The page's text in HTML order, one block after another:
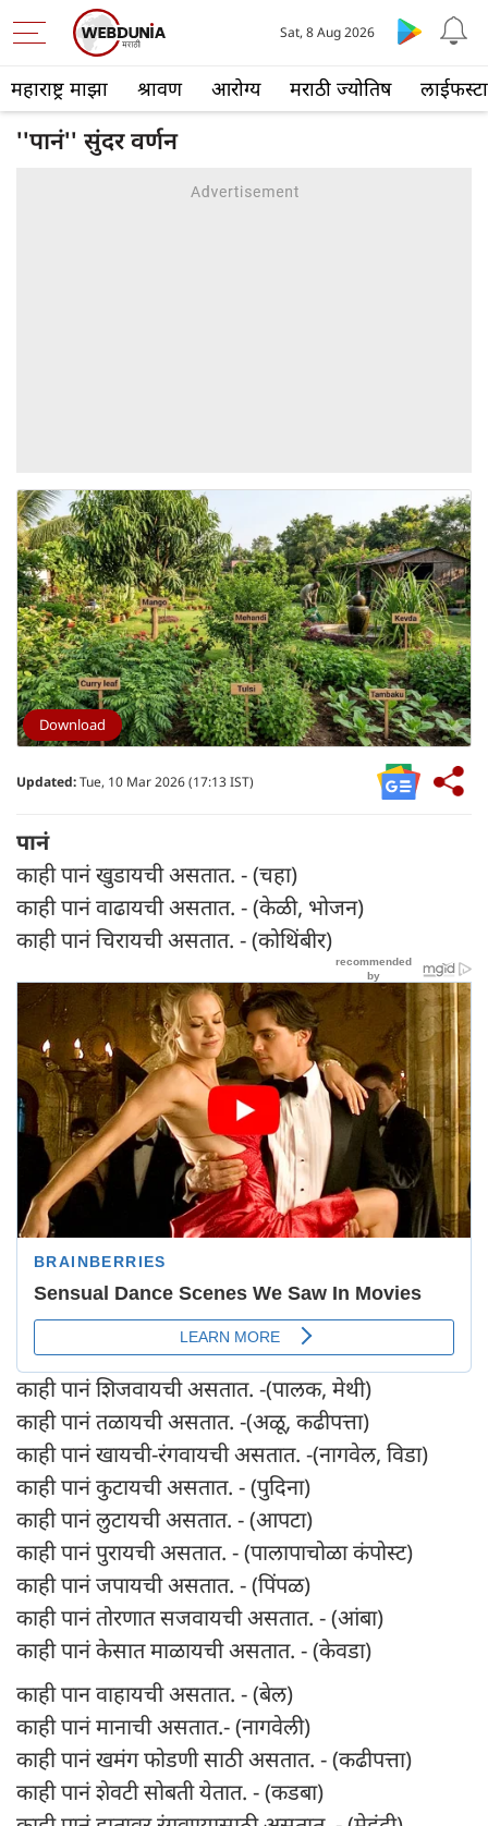
महाराष्ट्र माझा श्रावण आरोग्य मराठी ज्योतिष
Sat, 8 Aug 2026
''पानं'' सुंदर वर्णन
Download
Updated:Tue, 10 Mar 2026 (17:13 IST)
पानं
काही पानं खुडायची असतात. - (चहा)
काही पानं वाढायची असतात. - (केळी, भोजन)
काही पानं चिरायची असतात. - (कोथिंबीर)
काही पानं शिजवायची असतात. -(पालक, मेथी)
काही पानं तळायची असतात. -(अळू, कढीपत्ता)
काही पानं खायची-रंगवायची असतात. -(नागवेल, विडा)
काही पानं कुटायची असतात. - (पुदिना)
काही पानं लुटायची असतात. - (आपटा)
काही पानं पुरायची असतात. - (पालापाचोळा कंपोस्ट)
काही पानं जपायची असतात. - (पिंपळ)
काही पानं तोरणात सजवायची असतात. - (आंबा)
काही पानं केसात माळायची असतात. - (केवडा)
काही पान वाहायची असतात. - (बेल)
काही पानं मानाची असतात.- (नागवेली)
काही पानं खमंग फोडणी साठी असतात. - (कढीपत्ता)
काही पानं शेवटी सोबती येतात. - (कडबा)